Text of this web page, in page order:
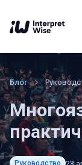
Блог
Руководство 23